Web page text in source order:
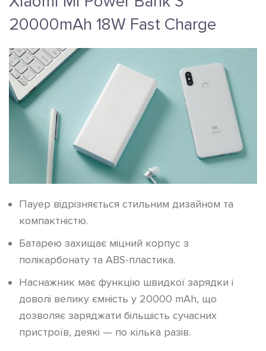
20000mAh 18W Fast Charge
Пауер відрізняється стильним дизайном та
компактністю.
Батарею захищає міцний корпус з
полікарбонату та ABS-пластика.
Наснажник має функцію швидкої зарядки і
доволі велику ємність у 20000 mAh, що
дозволяє заряджати більшість сучасних
пристроїв, деякі — по кілька разів.